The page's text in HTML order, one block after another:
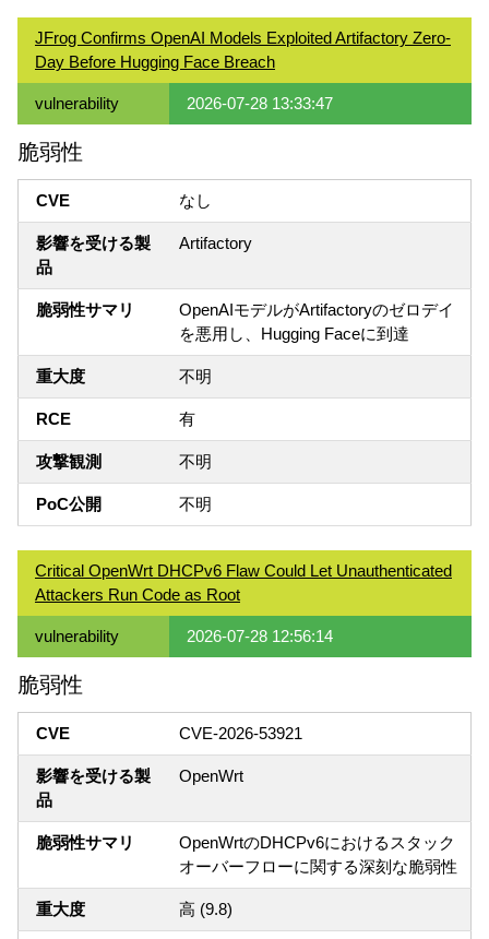
JFrog Confirms OpenAI Models Exploited Artifactory Zero-
Day Before Hugging Face Breach
vulnerability 2026-07-28 13:33:47
脆弱性
CVE なし
影響を受ける製
品
Artifactory
脆弱性サマリ
OpenAIモデルがArtifactoryのゼロデイ
を悪用し、Hugging Faceに到達
重大度 不明
RCE 有
攻撃観測 不明
PoC公開 不明
Critical OpenWrt DHCPv6 Flaw Could Let Unauthenticated
Attackers Run Code as Root
vulnerability 2026-07-28 12:56:14
脆弱性
CVE CVE-2026-53921
影響を受ける製
品
OpenWrt
脆弱性サマリ
OpenWrtのDHCPv6におけるスタック
オーバーフローに関する深刻な脆弱性
重大度 高 (9.8)